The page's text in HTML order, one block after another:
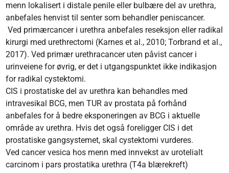
menn lokalisert i distale penile eller bulbære del av urethra,
anbefales henvist til senter som behandler peniscancer.
Ved primærcancer i urethra anbefales reseksjon eller radikal
kirurgi med urethrectomi (Karnes et al., 2010; Torbrand et al.,
2017). Ved primær urethracancer uten påvist cancer i
urinveiene for øvrig, er det i utgangspunktet ikke indikasjon
for radikal cystektomi.
CIS i prostatiske del av urethra kan behandles med
intravesikal BCG, men TUR av prostata på forhånd
anbefales for å bedre eksponeringen av BCG i aktuelle
område av urethra. Hvis det også foreligger CIS i det
prostatiske gangsystemet, skal cystektomi vurderes.
Ved cancer vesica hos menn med innvekst av urotelialt
carcinom i pars prostatika urethra (T4a blærekreft)